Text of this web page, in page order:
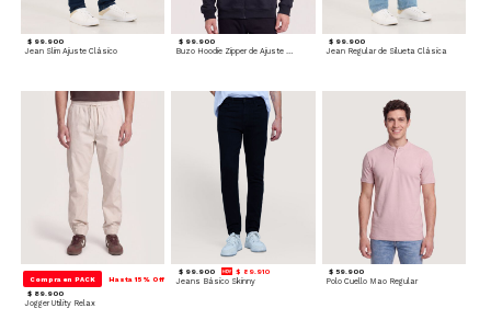
$ 99.900
Jean Slim Ajuste Clásico
$ 99.900 $ 99.900
Jean Regular de Silueta Clásica
Compra en PACK Hasta 15% Off
$ 89.900
Jogger Utility Relax
$ 99.900 $ 89.910
Jeans Básico Skinny
$ 59.900
Polo Cuello Mao Regular